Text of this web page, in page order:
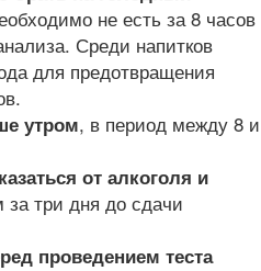
не есть за 8 часов
Среди напитков
для предотвращения
утром, в период между 8 и
от алкоголя и
три дня до сдачи
проведением теста